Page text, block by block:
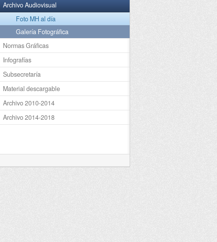
Archivo Audiovisual
Foto MH al día
Galería Fotográfica
Normas Gráficas
Infografías
Subsecretaría
Material descargable
Archivo 2010-2014
Archivo 2014-2018